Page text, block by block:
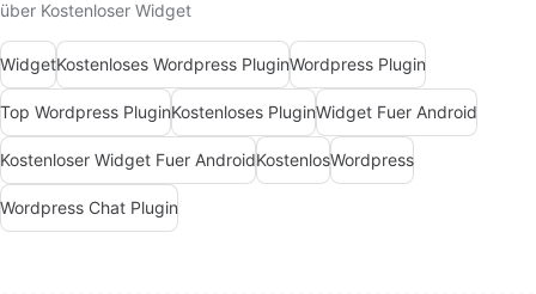
über Kostenloser Widget
WidgetKostenloses Wordpress PluginWordpress Plugin
Top Wordpress PluginKostenloses PluginWidget Fuer Android
Kostenloser Widget Fuer AndroidKostenlosWordpress
Wordpress Chat Plugin